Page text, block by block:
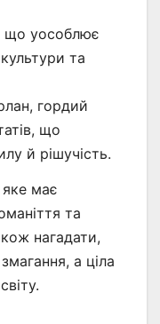
що уособлює
та
гордий
що
й рішучість.
має
та
нагадати,
а ціла